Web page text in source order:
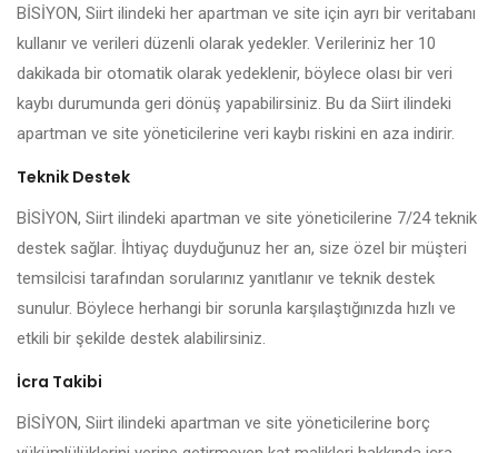
BİSİYON, Siirt ilindeki her apartman ve site için ayrı bir veritabanı
kullanır ve verileri düzenli olarak yedekler. Verileriniz her 10
dakikada bir otomatik olarak yedeklenir, böylece olası bir veri
kaybı durumunda geri dönüş yapabilirsiniz. Bu da Siirt ilindeki
apartman ve site yöneticilerine veri kaybı riskini en aza indirir.
Teknik Destek
BİSİYON, Siirt ilindeki apartman ve site yöneticilerine 7/24 teknik
destek sağlar. İhtiyaç duyduğunuz her an, size özel bir müşteri
temsilcisi tarafından sorularınız yanıtlanır ve teknik destek
sunulur. Böylece herhangi bir sorunla karşılaştığınızda hızlı ve
etkili bir şekilde destek alabilirsiniz.
İcra Takibi
BİSİYON, Siirt ilindeki apartman ve site yöneticilerine borç